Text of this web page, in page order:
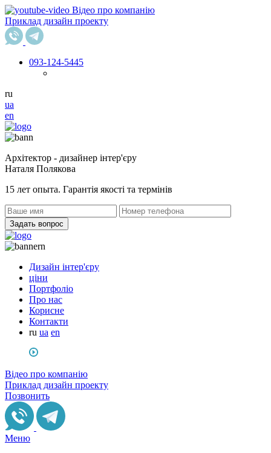
Відео про компанію
Приклад дизайн проекту
093-124-5445
ru
ua
en
Архітектор - дизайнер інтер'єру
Наталя Полякова
15 лет опыта. Гарантія якості та термінів
Задать вопрос
Дизайн інтер'єру
ціни
Портфоліо
Про нас
Корисне
Контакти
ru ua en
Відео про компанію
Приклад дизайн проекту
Позвонить
Меню